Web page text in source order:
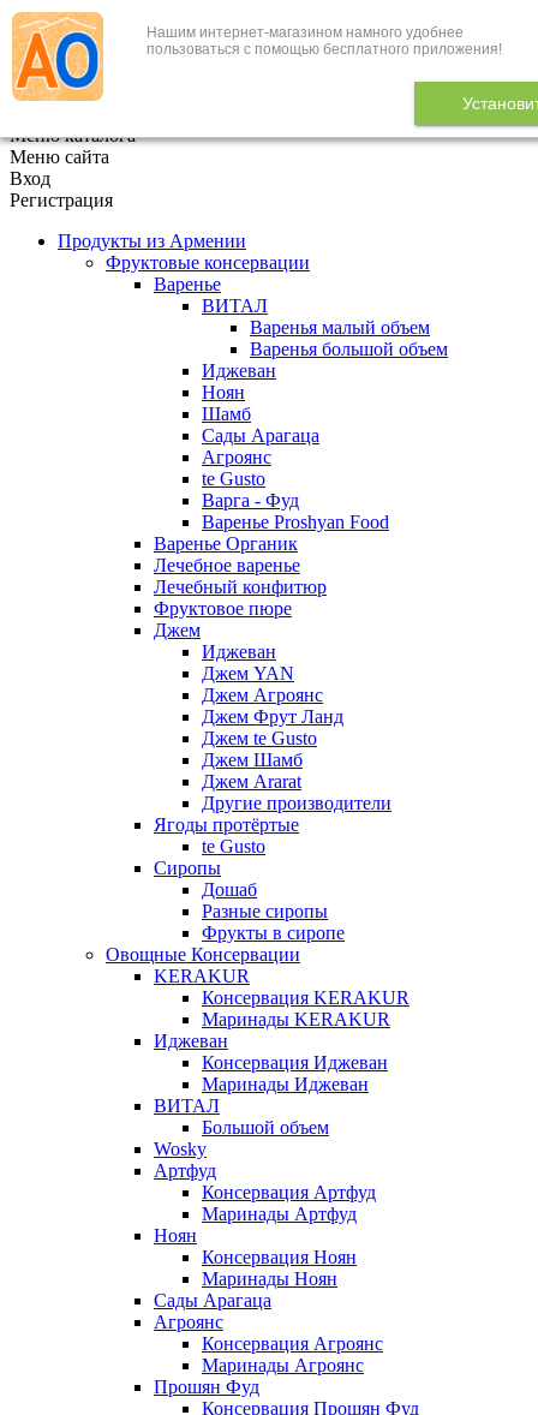
Нашим интернет-магазином намного удобнее
пользоваться с помощью бесплатного приложения!
+7 (495) 646-888-1
В корзине 0
Меню каталога
Меню сайта
Вход
Регистрация
Продукты из Армении
Фруктовые консервации
Варенье
ВИТАЛ
Варенья малый объем
Варенья большой объем
Иджеван
Ноян
Шамб
Сады Арагаца
Агроянс
te Gusto
Варга - Фуд
Варенье Proshyan Food
Варенье Органик
Лечебное варенье
Лечебный конфитюр
Фруктовое пюре
Джем
Иджеван
Джем YAN
Джем Агроянс
Джем Фрут Ланд
Джем te Gusto
Джем Шамб
Джем Ararat
Другие производители
Ягоды протёртые
te Gusto
Сиропы
Дошаб
Разные сиропы
Фрукты в сиропе
Овощные Консервации
KERAKUR
Консервация KERAKUR
Маринады KERAKUR
Иджеван
Консервация Иджеван
Маринады Иджеван
ВИТАЛ
Большой объем
Wosky
Артфуд
Консервация Артфуд
Маринады Артфуд
Ноян
Консервация Ноян
Маринады Ноян
Сады Арагаца
Агроянс
Консервация Агроянс
Маринады Агроянс
Прошян Фуд
Консервация Прошян Фуд